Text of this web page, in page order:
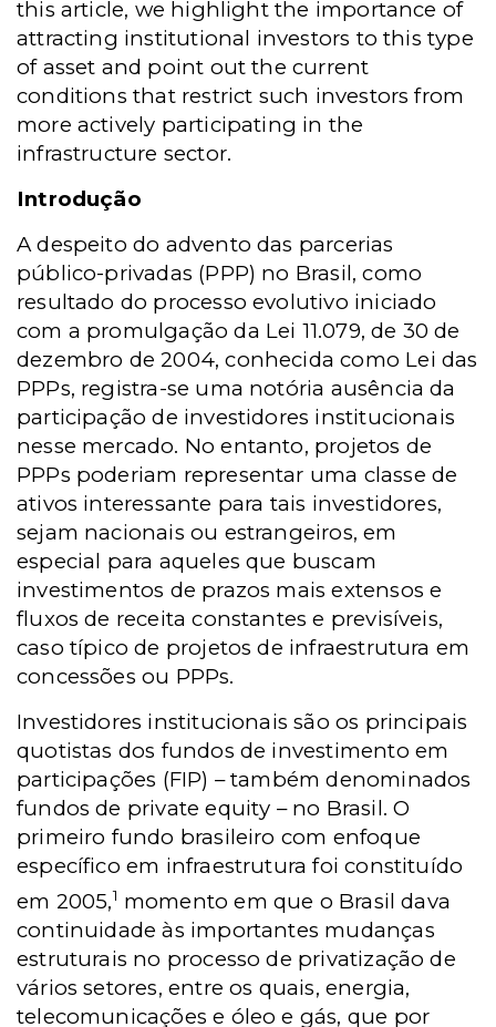
this article, we highlight the importance of
attracting institutional investors to this type
of asset and point out the current
conditions that restrict such investors from
more actively participating in the
infrastructure sector.
Introdução
A despeito do advento das parcerias
público-privadas (PPP) no Brasil, como
resultado do processo evolutivo iniciado
com a promulgação da Lei 11.079, de 30 de
dezembro de 2004, conhecida como Lei das
PPPs, registra-se uma notória ausência da
participação de investidores institucionais
nesse mercado. No entanto, projetos de
PPPs poderiam representar uma classe de
ativos interessante para tais investidores,
sejam nacionais ou estrangeiros, em
especial para aqueles que buscam
investimentos de prazos mais extensos e
fluxos de receita constantes e previsíveis,
caso típico de projetos de infraestrutura em
concessões ou PPPs.
Investidores institucionais são os principais
quotistas dos fundos de investimento em
participações (FIP) – também denominados
fundos de private equity – no Brasil. O
primeiro fundo brasileiro com enfoque
específico em infraestrutura foi constituído
em 2005,1 momento em que o Brasil dava
continuidade às importantes mudanças
estruturais no processo de privatização de
vários setores, entre os quais, energia,
telecomunicações e óleo e gás, que por